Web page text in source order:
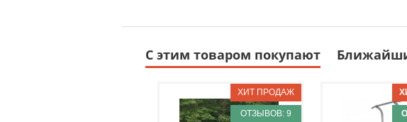
С этим товаром покупают
ОТЗЫВОВ: 9